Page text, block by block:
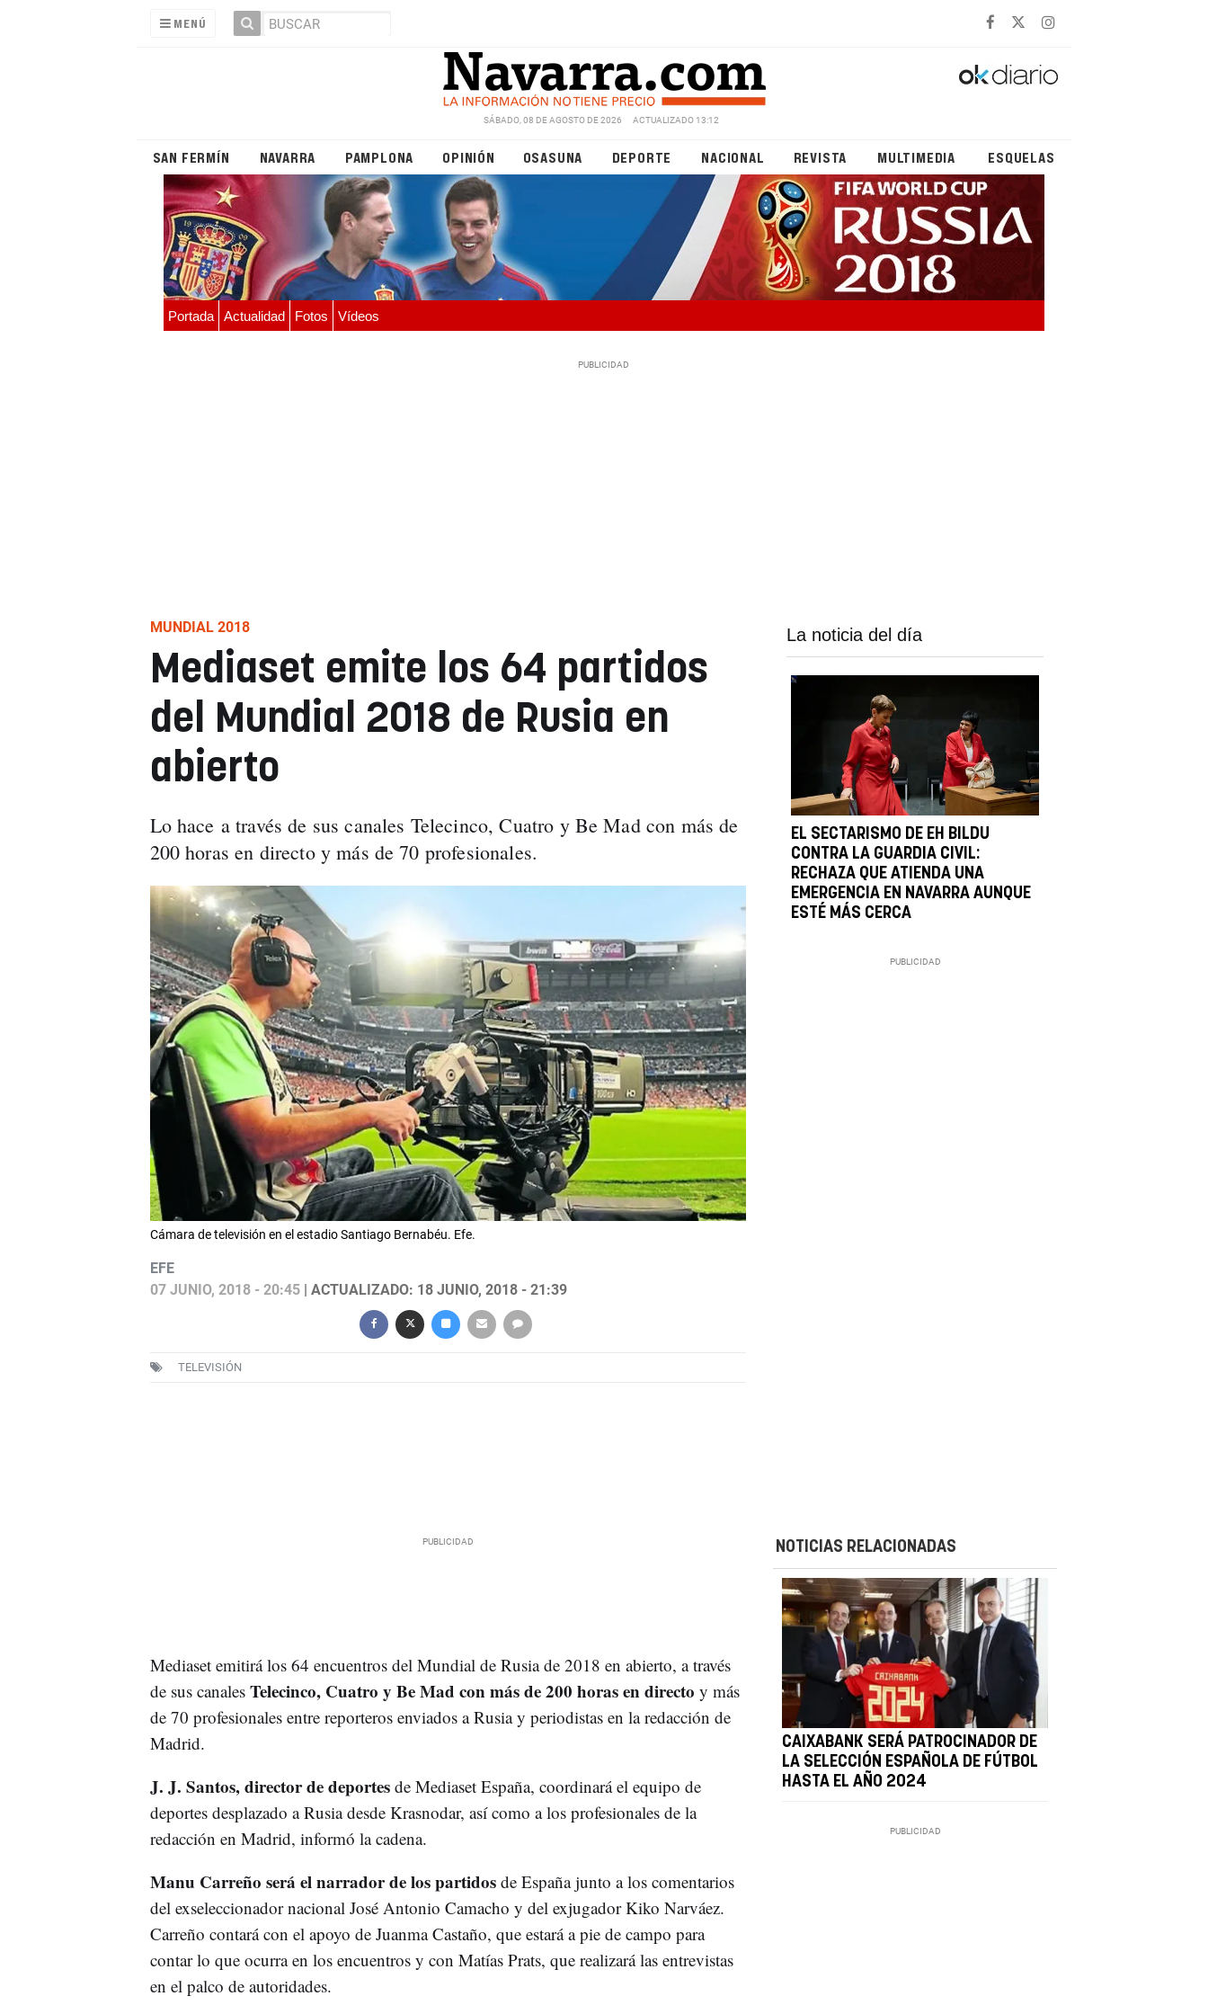
MENÚ
SÁBADO, 08 DE AGOSTO DE 2026 ACTUALIZADO 13:12
SAN FERMÍN NAVARRA PAMPLONA OPINIÓN OSASUNA DEPORTE NACIONAL REVISTA MULTIMEDIA ESQUELAS
Portada Actualidad Fotos Vídeos
MUNDIAL 2018
Mediaset emite los 64 partidos
del Mundial 2018 de Rusia en
abierto
Lo hace a través de sus canales Telecinco, Cuatro y Be Mad con más de
200 horas en directo y más de 70 profesionales.
Cámara de televisión en el estadio Santiago Bernabéu. Efe.
EFE
07 JUNIO, 2018 - 20:45| ACTUALIZADO: 18 JUNIO, 2018 - 21:39
TELEVISIÓN
La noticia del día
EL SECTARISMO DE EH BILDU
CONTRA LA GUARDIA CIVIL:
RECHAZA QUE ATIENDA UNA
EMERGENCIA EN NAVARRA AUNQUE
ESTÉ MÁS CERCA
Mediaset emitirá los 64 encuentros del Mundial de Rusia de 2018 en abierto, a través
de sus canales Telecinco, Cuatro y Be Mad con más de 200 horas en directo y más
de 70 profesionales entre reporteros enviados a Rusia y periodistas en la redacción de
Madrid.
J. J. Santos, director de deportesde Mediaset España, coordinará el equipo de
deportes desplazado a Rusia desde Krasnodar, así como a los profesionales de la
redacción en Madrid, informó la cadena.
Manu Carreño será el narrador de los partidos de España junto a los comentarios
del exseleccionador nacional José Antonio Camacho y del exjugador Kiko Narváez.
Carreño contará con el apoyo de Juanma Castaño, que estará a pie de campo para
contar lo que ocurra en los encuentros y con Matías Prats, que realizará las entrevistas
en el palco de autoridades.
NOTICIAS RELACIONADAS
CAIXABANK SERÁ PATROCINADOR DE
LA SELECCIÓN ESPAÑOLA DE FÚTBOL
HASTA EL AÑO 2024